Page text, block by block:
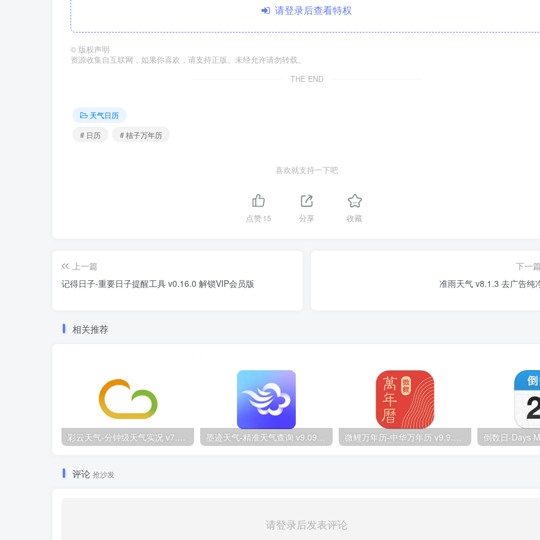
请登录后查看特权
© 版权声明
资源收集自互联网，如果你喜欢，请支持正版。未经允许请勿转载。
THE END
天气日历
# 日历
# 桔子万年历
喜欢就支持一下吧
点赞15 分享 收藏
上一篇
记得日子-重要日子提醒工具 v0.16.0 解锁VIP会员版
下一
准雨天气 v8.1.3 去广告纯
相关推荐
墨迹天气-精准天气查询 v9.0942.02 解锁VIP会员版
评论 抢沙发
请登录后发表评论